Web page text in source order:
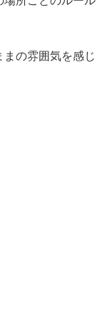
の雰囲気を感じ